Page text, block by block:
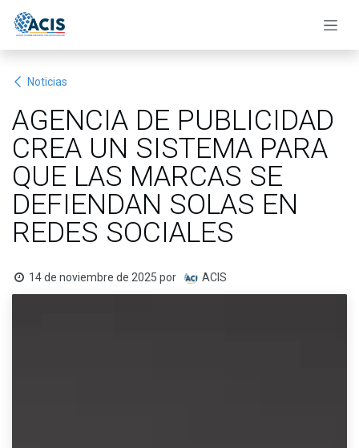
Noticias
AGENCIA DE PUBLICIDAD
CREA UN SISTEMA PARA
QUE LAS MARCAS SE
DEFIENDAN SOLAS EN
REDES SOCIALES
14 de noviembre de 2025 por ACIS